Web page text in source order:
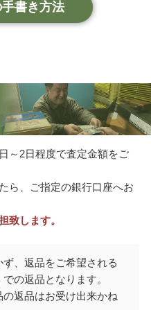
書き方法
～2日程度で査定金額をご
ら、ご指定の銀行口座へお
致します。
、返品をご希望される
の返品となります。
返品はお受け出来かね